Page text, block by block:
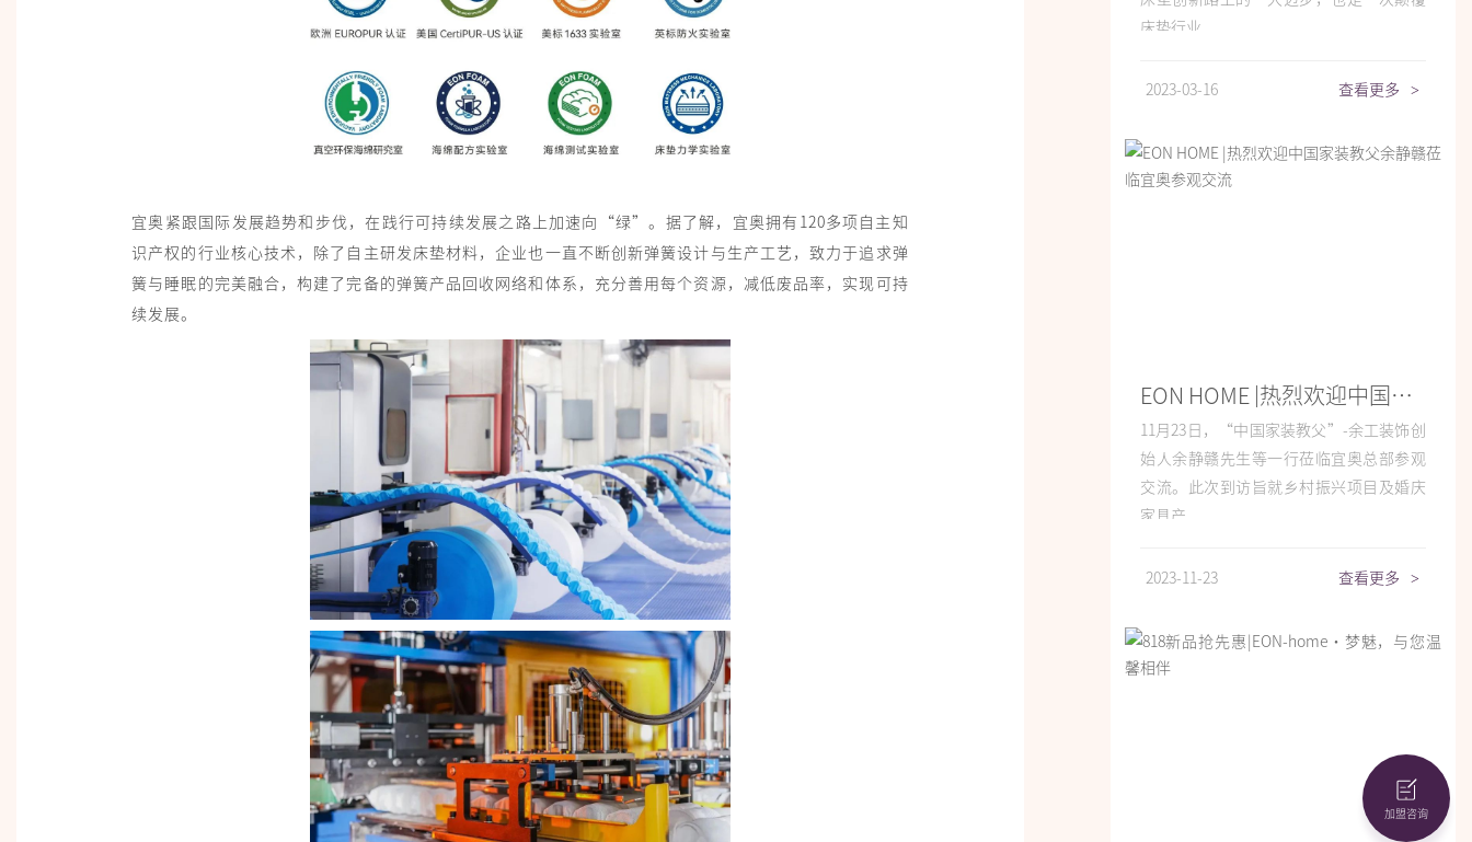
宜奥紧跟国际发展趋势和步伐，在践行可持续发展之路上加速向“绿”。据了解，宜奥拥有120多项自主知
识产权的行业核心技术，除了自主研发床垫材料，企业也一直不断创新弹簧设计与生产工艺，致力于追求弹
簧与睡眠的完美融合，构建了完备的弹簧产品回收网络和体系，充分善用每个资源，减低废品率，实现可持
续发展。
床垫行业...
2023-03-16 查看更多 >
EON HOME |热烈欢迎中国家装教父余静赣莅临宜奥参观交流
11月23日，“中国家装教父”-余工装饰创
始人余静赣先生等一行莅临宜奥总部参观
交流。此次到访旨就乡村振兴项目及婚庆
家具产...
2023-11-23 查看更多 >
加盟咨询